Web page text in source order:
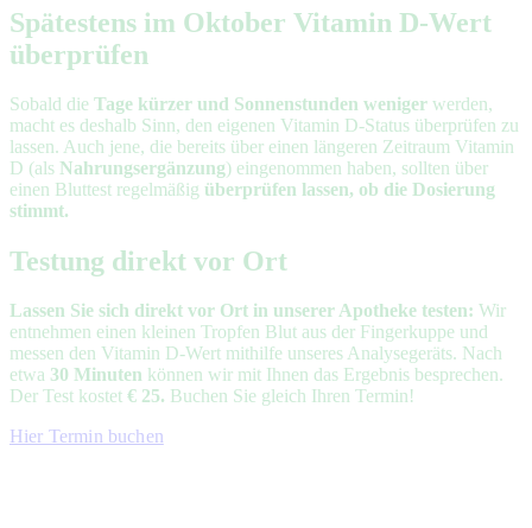
Spätestens im Oktober Vitamin D-Wert
überprüfen
Sobald die Tage kürzer und Sonnenstunden weniger werden,
macht es deshalb Sinn, den eigenen Vitamin D-Status überprüfen zu
lassen. Auch jene, die bereits über einen längeren Zeitraum Vitamin
D (als Nahrungsergänzung) eingenommen haben, sollten über
einen Bluttest regelmäßig überprüfen lassen, ob die Dosierung
stimmt.
Testung direkt vor Ort
Lassen Sie sich direkt vor Ort in unserer Apotheke testen: Wir
entnehmen einen kleinen Tropfen Blut aus der Fingerkuppe und
messen den Vitamin D-Wert mithilfe unseres Analysegeräts. Nach
etwa 30 Minuten können wir mit Ihnen das Ergebnis besprechen.
Der Test kostet € 25. Buchen Sie gleich Ihren Termin!
Hier Termin buchen